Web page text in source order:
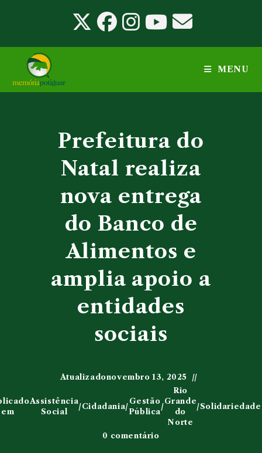
conteúdo
MENU
Prefeitura do
Natal realiza
nova entrega
do Banco de
Alimentos e
amplia apoio a
entidades
sociais
Atualizadonovembro 13, 2025
em
Assistência
Social
/Cidadania/
Gestão
Pública
/
Rio
Grande
do
Norte
/Solidariedade
0 comentário